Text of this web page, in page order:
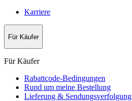
Karriere
Für Käufer
Für Käufer
Rabattcode-Bedingungen
Rund um meine Bestellung
Lieferung & Sendungsverfolgung